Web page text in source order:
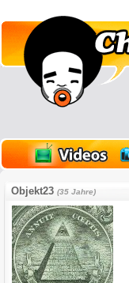
Objekt23(35 Jahre)